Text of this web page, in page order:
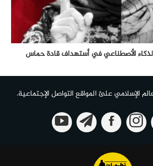
الذكاء الأصطناعي في أستهداف قادة حماس
الإسلامي علئ المواقع التواصل الإجتماعية.